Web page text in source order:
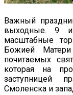
Важный
выходные. 9 и
масштабные
Божией
почитаемых
которая на
заступницей
Смоленска и